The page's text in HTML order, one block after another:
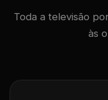
Toda a televisão
às